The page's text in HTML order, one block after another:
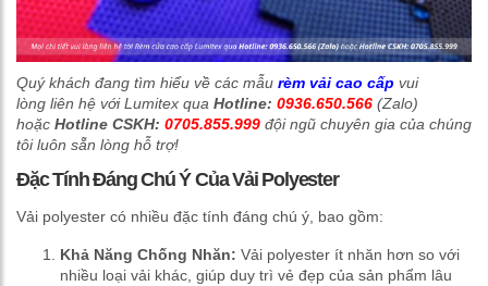
Quý khách đang tìm hiểu về các mẫu rèm vải cao cấp vui
lòng liên hệ với Lumitex qua Hotline: 0936.650.566 (Zalo)
hoặc Hotline CSKH: 0705.855.999 đội ngũ chuyên gia của chúng
tôi luôn sẵn lòng hỗ trợ!
Đặc Tính Đáng Chú Ý Của Vải Polyester
Vải polyester có nhiều đặc tính đáng chú ý, bao gồm:
Khả Năng Chống Nhăn: Vải polyester ít nhăn hơn so với
nhiều loại vải khác, giúp duy trì vẻ đẹp của sản phẩm lâu